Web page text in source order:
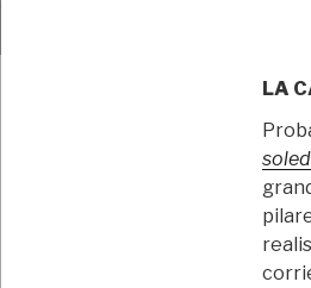
LA